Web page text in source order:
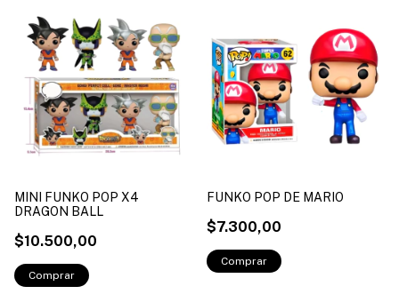
MINI FUNKO POP X4
DRAGON BALL
$10.500,00
FUNKO POP DE MARIO
$7.300,00